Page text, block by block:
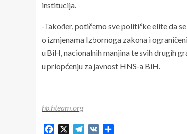
institucija.
-Također, potičemo sve političke elite da
o izmjenama Izbornoga zakona i
u BiH, nacionalnih manjina te svih drugih
u priopćenju za javnost HNS-a BiH.
hb.hteam.org
Facebook Telegram
VK